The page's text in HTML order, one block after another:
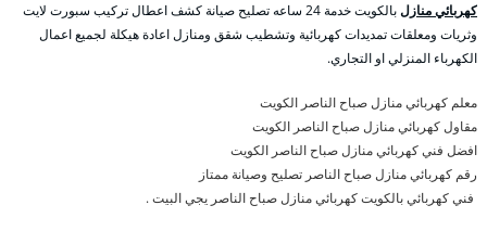
كهربائي منازل
بالكويت خدمة 24 ساعه تصليح صيانة كشف اعطال تركيب سبورت لايت
وثريات ومعلقات تمديدات كهربائية وتشطيب شقق ومنازل اعادة هيكلة لجميع اعمال
الكهرباء المنزلي او التجاري.
معلم كهربائي منازل صباح الناصر الكويت
مقاول كهربائي منازل صباح الناصر الكويت
افضل فني كهربائي منازل صباح الناصر الكويت
رقم كهربائي منازل صباح الناصر تصليح وصيانة ممتاز
فني كهربائي بالكويت كهربائي منازل صباح الناصر يجي البيت .